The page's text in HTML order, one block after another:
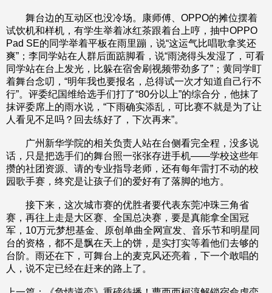
舞台边的互动区也没冷场。康师傅、OPPO的摊位摆着
试饮机和样机，有学生举着冰红茶跟着台上哼，抽中OPPO
Pad SE的同学举着平板在雨里蹦，说“这运气比唱歌拿奖还
爽”；李同学站在人群后面踮脚看，说“雨浇得头发湿了，可看
同学站在台上发光，比躲在宿舍刷视频带劲多了”；黄同学盯
着舞台念叨，“明年我也要报名，总得试一次才知道自己行不
行”。评委纪国维给选手们打了“80分以上”的综合分，他抹了
抹评委席上的雨水说，“下雨确实添乱，可比赛不就是为了让
人看见不足吗？回去练好了，下次再来”。
广州新华学院的相关负责人站在台侧看完全程，没多说
话，只是把选手们的舞台照一张张存进手机——学校这些年
攒的社团资源、请的专业指导老师，还有每年雷打不动的校
园歌手赛，终究是让孩子们的爱好有了落脚的地方。
接下来，这次城市赛的优胜者要代表东莞冲珠三角省
赛，再往上走是大区赛、全国总决赛，要是真能拿全国冠
军，10万元梦想基金、原创单曲全网宣发、音乐节和明星同
台的资格，都不是飘在天上的饼，是实打实等着他们去够的
台阶。雨还在下，可舞台上的麦克风还亮着，下一个敢唱的
人，说不定已经在赶来的路上了。